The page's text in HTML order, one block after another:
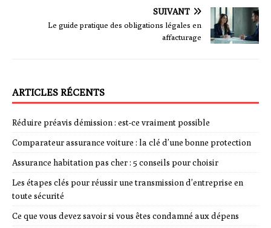
SUIVANT
Le guide pratique des obligations légales en
affacturage
ARTICLES RÉCENTS
Réduire préavis démission : est-ce vraiment possible
Comparateur assurance voiture : la clé d’une bonne protection
Assurance habitation pas cher : 5 conseils pour choisir
Les étapes clés pour réussir une transmission d’entreprise en
toute sécurité
Ce que vous devez savoir si vous êtes condamné aux dépens